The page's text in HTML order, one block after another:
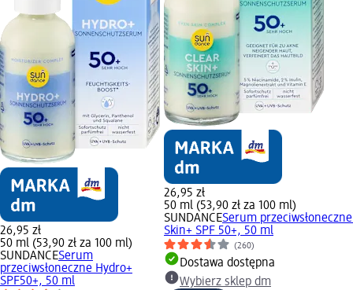
26,95 zł
50 ml (53,90 zł za 100 ml)
SUNDANCESerum
przeciwsłoneczne Hydro+
SPF50+, 50 ml
26,95 zł
50 ml (53,90 zł za 100 ml)
SUNDANCESerum
Skin+ SPF 50+, 50 ml
(260)
Dostawa dostępna
Wybierz sklep dm